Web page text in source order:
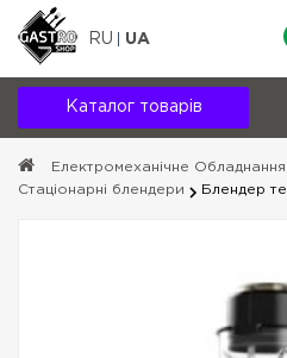
RU UA
Каталог товарів
Електромеханічне Обладнання
Стаціонарні блендери
Блендер